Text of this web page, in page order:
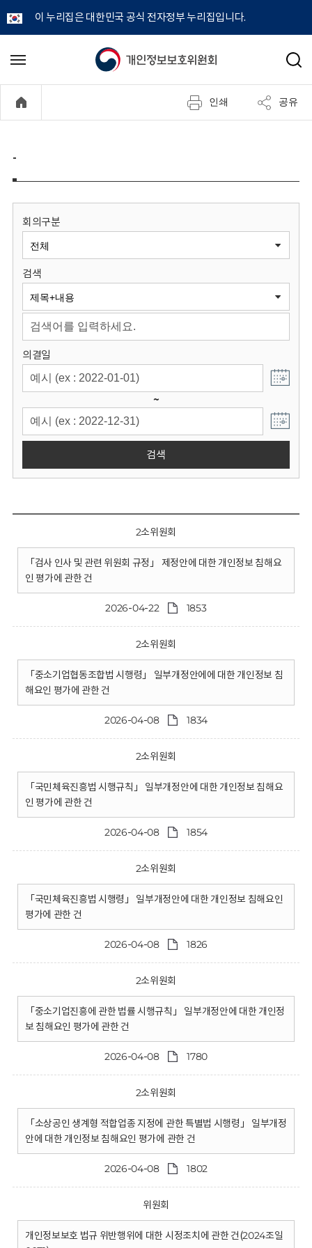
이 누리집은 대한민국 공식 전자정부 누리집입니다.
개
정
보
원
회
메
기
검
인쇄 공유
-
회의구분
검색
의결일
~
검색
2소위원회
「검사 인사 및 관련 위원회 규정」 제정안에 대한 개인정보 침해요
인 평가에 관한 건
2026-04-22 1853
2소위원회
「중소기업협동조합법 시행령」 일부개정안에에 대한 개인정보 침
해요인 평가에 관한 건
2026-04-08 1834
2소위원회
「국민체육진흥법 시행규칙」 일부개정안에 대한 개인정보 침해요
인 평가에 관한 건
2026-04-08 1854
2소위원회
「국민체육진흥법 시행령」 일부개정안에 대한 개인정보 침해요인
평가에 관한 건
2026-04-08 1826
2소위원회
「중소기업진흥에 관한 법률 시행규칙」 일부개정안에 대한 개인정
보 침해요인 평가에 관한 건
2026-04-08 1780
2소위원회
「소상공인 생계형 적합업종 지정에 관한 특별법 시행령」 일부개정
안에 대한 개인정보 침해요인 평가에 관한 건
2026-04-08 1802
위원회
개인정보보호 법규 위반행위에 대한 시정조치에 관한 건(2024조일